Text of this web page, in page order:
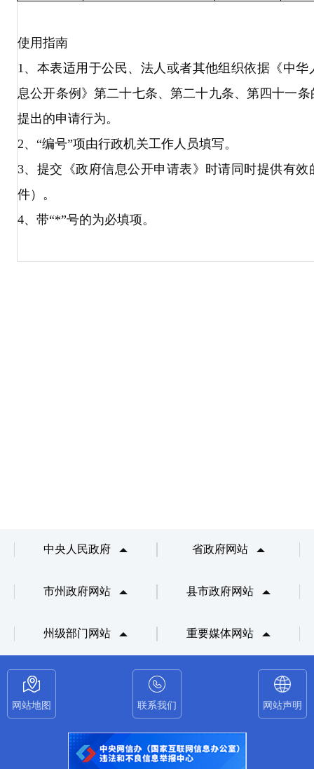
使用指南
1、本表适用于公 民、法人或者其他组织依据《中华
息公开条例》第二十七条、第二十九条、第四十一
提出的申请行为。
2、“编号”项由行政机关工作人员填写。
3、提交《政府信息公开申请表》时请同时提供有效
件）。
4、带“*”号的为必填项。
中央人民政府 省政府网站
市州政府网站 县市政府网站
州级部门网站 重要媒体网站
网站地图 联系我们 网站声明